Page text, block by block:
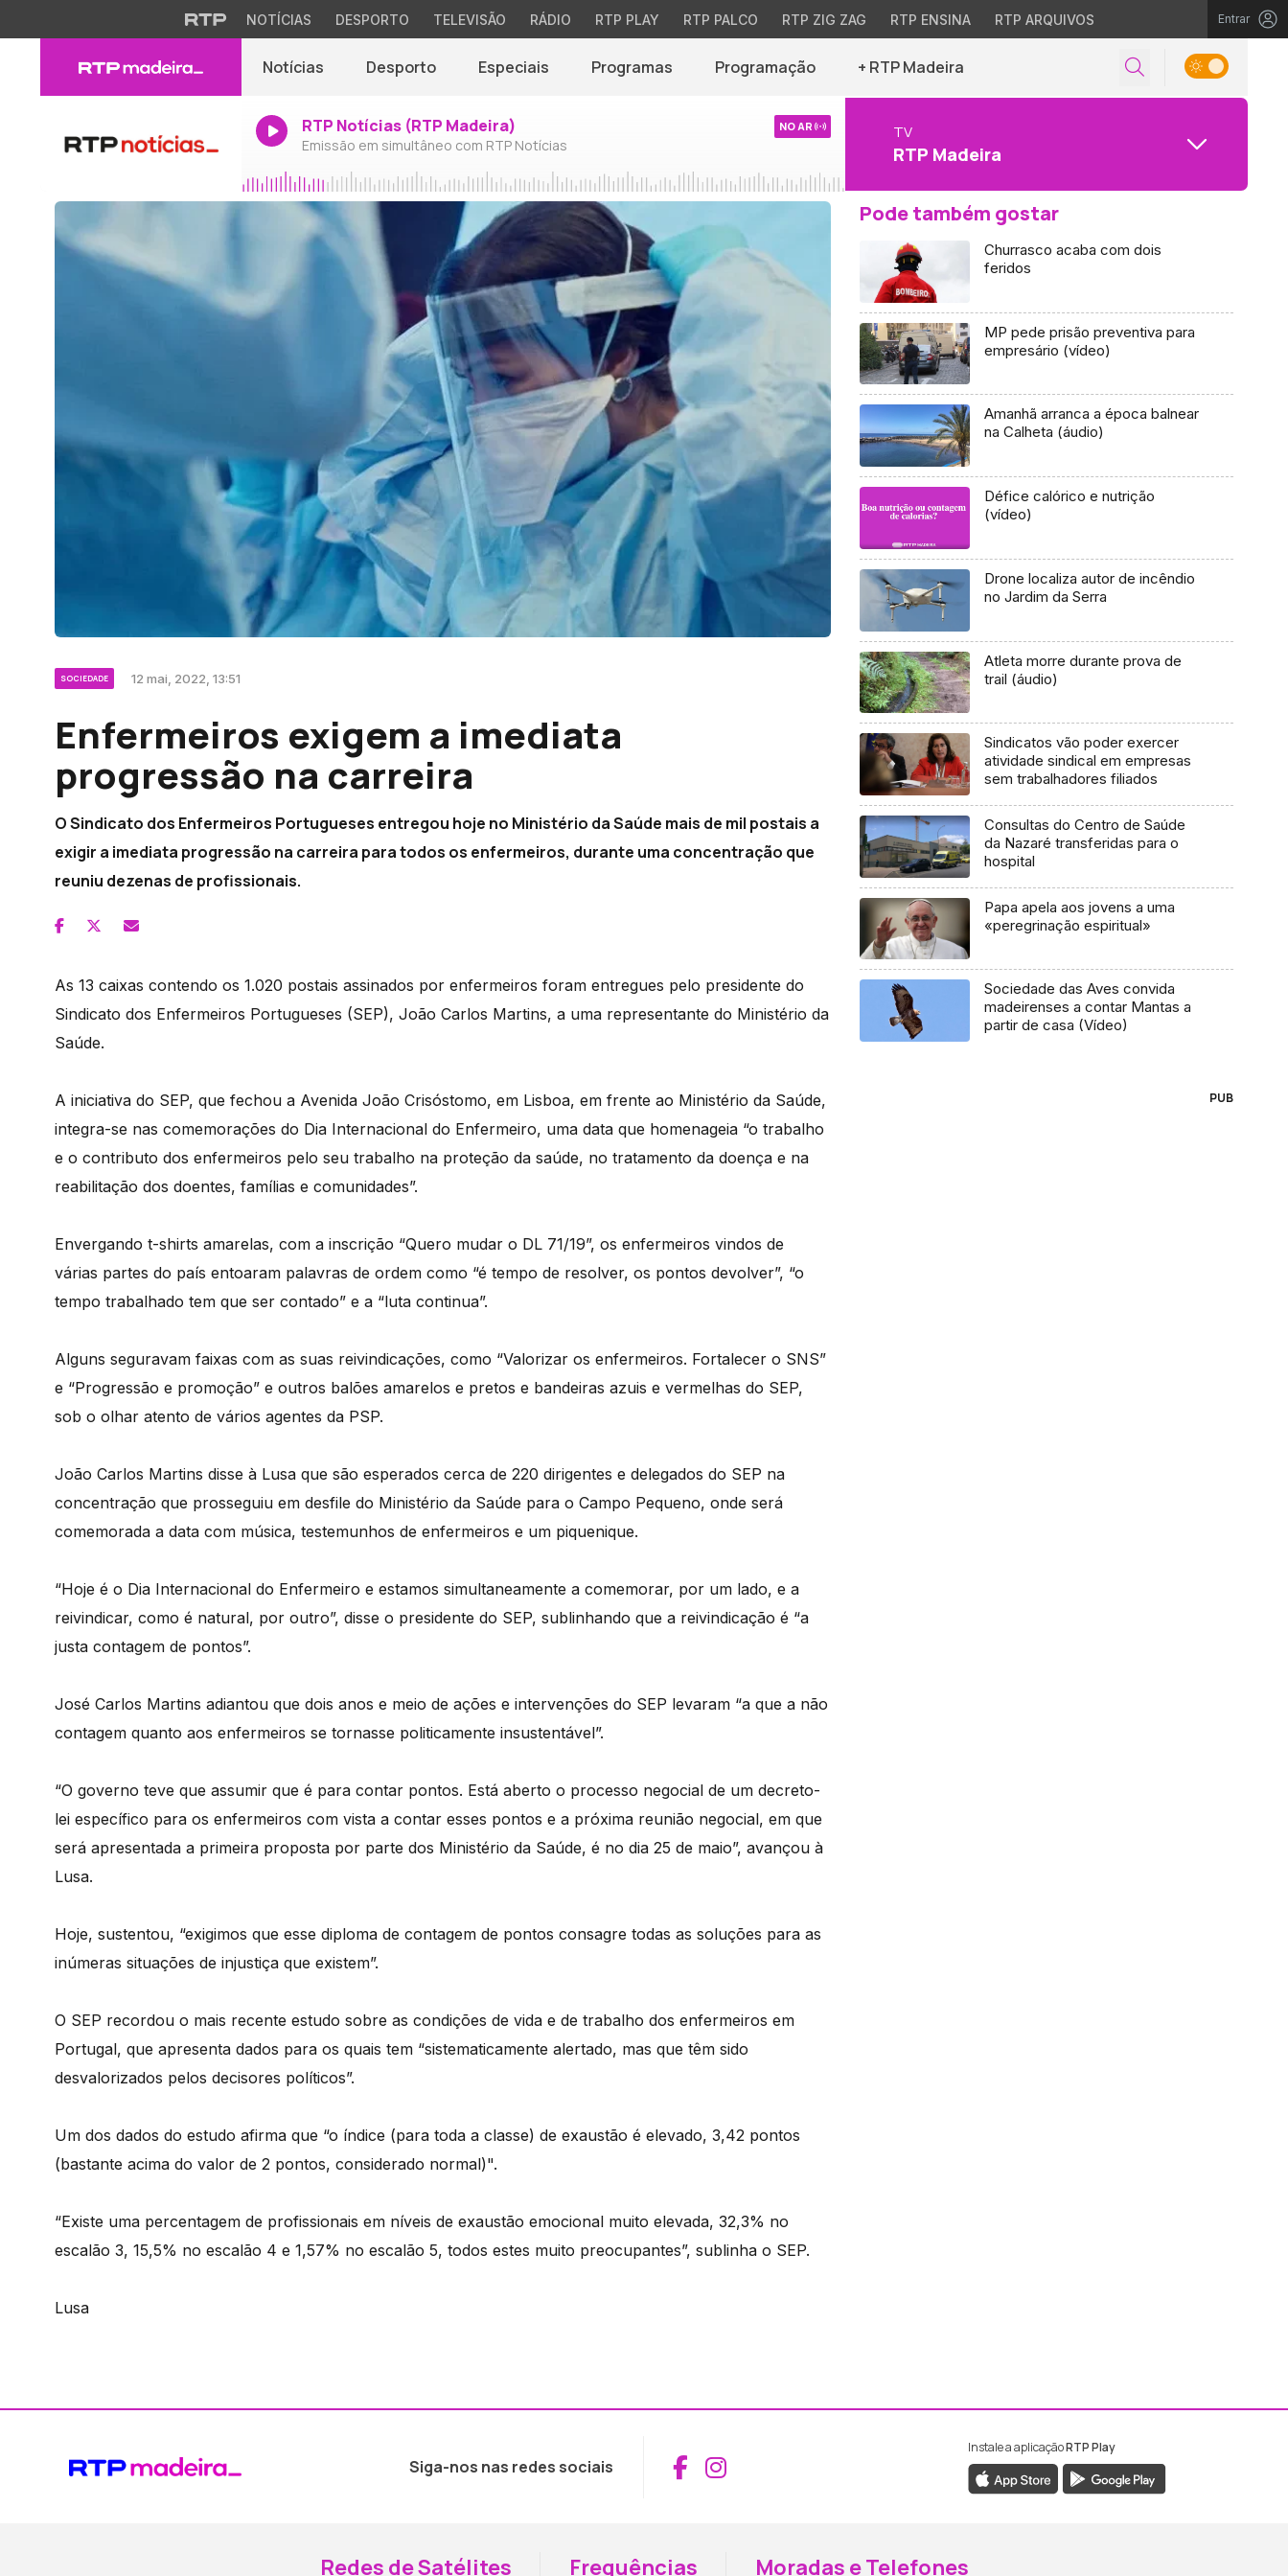
NOTÍCIAS DESPORTO TELEVISÃO RÁDIO RTP PLAY RTP PALCO RTP ZIG ZAG RTP ENSINA RTP ARQUIVOS Entrar
Notícias Desporto Especiais Programas Programação + RTP Madeira
RTP Notícias (RTP Madeira)
Emissão em simultâneo com RTP Notícias
NO AR TV
RTP Madeira
SOCIEDADE 12 mai, 2022, 13:51
Enfermeiros exigem a imediata
progressão na carreira
O Sindicato dos Enfermeiros Portugueses entregou hoje no Ministério da Saúde mais de mil postais a
exigir a imediata progressão na carreira para todos os enfermeiros, durante uma concentração que
reuniu dezenas de profissionais.
As 13 caixas contendo os 1.020 postais assinados por enfermeiros foram entregues pelo presidente do
Sindicato dos Enfermeiros Portugueses (SEP), João Carlos Martins, a uma representante do Ministério da
Saúde.
A iniciativa do SEP, que fechou a Avenida João Crisóstomo, em Lisboa, em frente ao Ministério da Saúde,
integra-se nas comemorações do Dia Internacional do Enfermeiro, uma data que homenageia “o trabalho
e o contributo dos enfermeiros pelo seu trabalho na proteção da saúde, no tratamento da doença e na
reabilitação dos doentes, famílias e comunidades”.
Envergando t-shirts amarelas, com a inscrição “Quero mudar o DL 71/19”, os enfermeiros vindos de
várias partes do país entoaram palavras de ordem como “é tempo de resolver, os pontos devolver”, “o
tempo trabalhado tem que ser contado” e a “luta continua”.
Alguns seguravam faixas com as suas reivindicações, como “Valorizar os enfermeiros. Fortalecer o SNS”
e “Progressão e promoção” e outros balões amarelos e pretos e bandeiras azuis e vermelhas do SEP,
sob o olhar atento de vários agentes da PSP.
João Carlos Martins disse à Lusa que são esperados cerca de 220 dirigentes e delegados do SEP na
concentração que prosseguiu em desfile do Ministério da Saúde para o Campo Pequeno, onde será
comemorada a data com música, testemunhos de enfermeiros e um piquenique.
“Hoje é o Dia Internacional do Enfermeiro e estamos simultaneamente a comemorar, por um lado, e a
reivindicar, como é natural, por outro”, disse o presidente do SEP, sublinhando que a reivindicação é “a
justa contagem de pontos”.
José Carlos Martins adiantou que dois anos e meio de ações e intervenções do SEP levaram “a que a não
contagem quanto aos enfermeiros se tornasse politicamente insustentável”.
“O governo teve que assumir que é para contar pontos. Está aberto o processo negocial de um decreto-
lei específico para os enfermeiros com vista a contar esses pontos e a próxima reunião negocial, em que
será apresentada a primeira proposta por parte dos Ministério da Saúde, é no dia 25 de maio”, avançou à
Lusa.
Hoje, sustentou, “exigimos que esse diploma de contagem de pontos consagre todas as soluções para as
inúmeras situações de injustiça que existem”.
O SEP recordou o mais recente estudo sobre as condições de vida e de trabalho dos enfermeiros em
Portugal, que apresenta dados para os quais tem “sistematicamente alertado, mas que têm sido
desvalorizados pelos decisores políticos”.
Um dos dados do estudo afirma que “o índice (para toda a classe) de exaustão é elevado, 3,42 pontos
(bastante acima do valor de 2 pontos, considerado normal)".
“Existe uma percentagem de profissionais em níveis de exaustão emocional muito elevada, 32,3% no
escalão 3, 15,5% no escalão 4 e 1,57% no escalão 5, todos estes muito preocupantes”, sublinha o SEP.
Lusa
Pode também gostar
Churrasco acaba com dois
feridos
MP pede prisão preventiva para
empresário (vídeo)
Amanhã arranca a época balnear
na Calheta (áudio)
Défice calórico e nutrição
(vídeo)
Drone localiza autor de incêndio
no Jardim da Serra
Atleta morre durante prova de
trail (áudio)
Sindicatos vão poder exercer
atividade sindical em empresas
sem trabalhadores filiados
Consultas do Centro de Saúde
da Nazaré transferidas para o
hospital
Papa apela aos jovens a uma
«peregrinação espiritual»
Sociedade das Aves convida
madeirenses a contar Mantas a
partir de casa (Vídeo)
PUB
Siga-nos nas redes sociais Aceder ao Facebook da RTP Madeira
Aceder ao Instagram da RTP Madeira
Instale a aplicaçãoRTP Play
Redes de Satélites Frequências Moradas e Telefones